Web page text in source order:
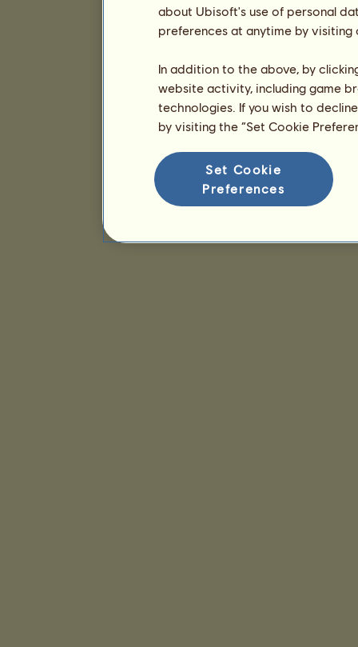
about Ubisoft's use of personal
preferences at anytime by
In addition to the above, by
website activity, including game
technologies. If you wish to
by visiting the “Set Cookie
Set Cookie
Preferences